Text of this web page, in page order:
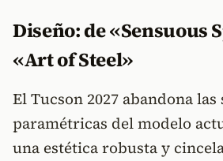
Diseño: de «Sensuous
«Art of Steel»
El Tucson 2027 abandona
paramétricas del modelo
una estética robusta y